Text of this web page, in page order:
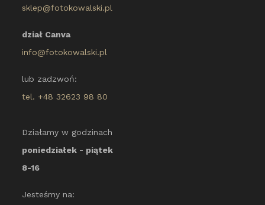
sklep@fotokowalski.pl
dział Canva
info@fotokowalski.pl
lub zadzwoń:
tel. +48 32623 98 80
Działamy w godzinach
poniedziałek - piątek
8-16
Jesteśmy na: